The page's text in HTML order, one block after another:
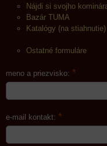
Nájdi si svojho
Bazár TUMA
Katalógy (na stiahnutie)
Ostatné formuláre
meno a priezvisko: *
e-mail kontakt: *